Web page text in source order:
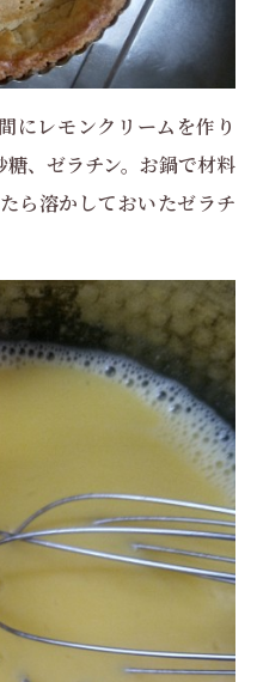
にレモンクリームを作り
、ゼラチン。 お鍋で材料
ら溶かしておいたゼラチ